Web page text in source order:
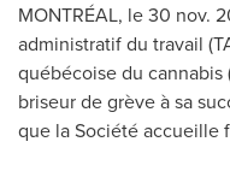
MONTRÉAL, le30 nov.
administratif du travail
québécoise du cannabis
briseur de grève à sa
que la Société accueille